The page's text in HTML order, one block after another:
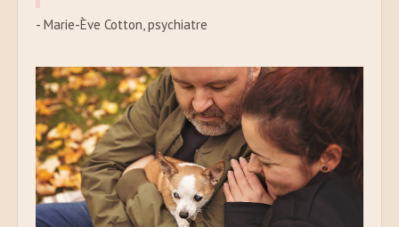
- Marie-Ève Cotton, psychiatre